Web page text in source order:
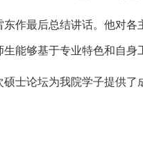
东作最后总结讲话。他对各
生能够基于专业特色和自身
硕士论坛为我院学子提供了